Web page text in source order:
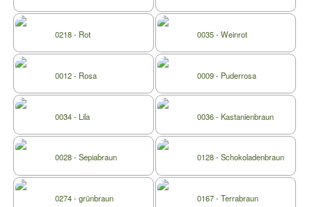
0218 - Rot 0035 - Weinrot
0012 - Rosa 0009 - Puderrosa
0034 - Lila 0036 - Kastanienbraun
0028 - Sepiabraun 0128 - Schokoladenbraun
0274 - grünbraun 0167 - Terrabraun